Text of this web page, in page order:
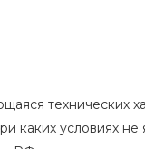
технических
каких условиях